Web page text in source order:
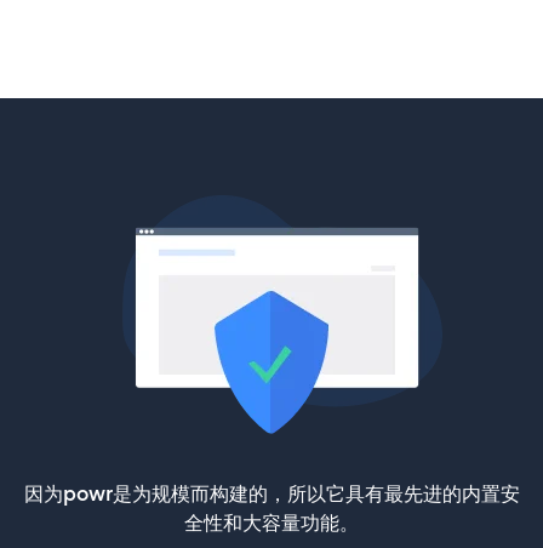
因为powr是为规模而构建的，所以它具有最先进的内置安
全性和大容量功能。